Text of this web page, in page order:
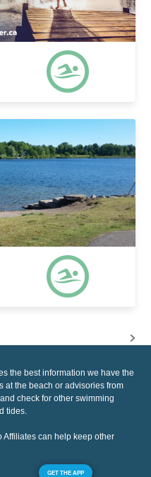
the best information we have the
at the beach or advisories from
check for other swimming
tides.
can help keep other
GET THE APP